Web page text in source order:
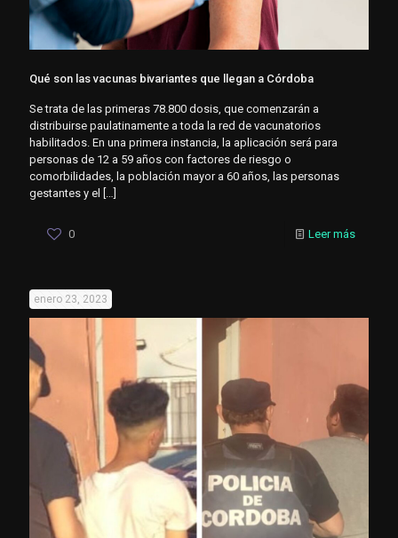
Qué son las vacunas bivariantes que llegan a Córdoba
Se trata de las primeras 78.800 dosis, que comenzarán a
distribuirse paulatinamente a toda la red de vacunatorios
habilitados. En una primera instancia, la aplicación será para
personas de 12 a 59 años con factores de riesgo o
comorbilidades, la población mayor a 60 años, las personas
gestantes y el
0 Leer más
enero 23, 2023